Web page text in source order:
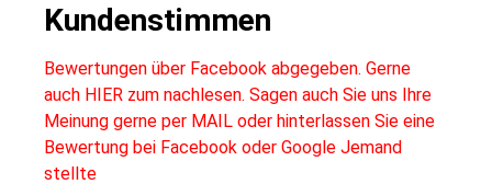
Kundenstimmen
Bewertungen über Facebook abgegeben. Gerne
auch HIER zum nachlesen. Sagen auch Sie uns Ihre
Meinung gerne per MAIL oder hinterlassen Sie eine
Bewertung bei Facebook oder Google Jemand
stellte